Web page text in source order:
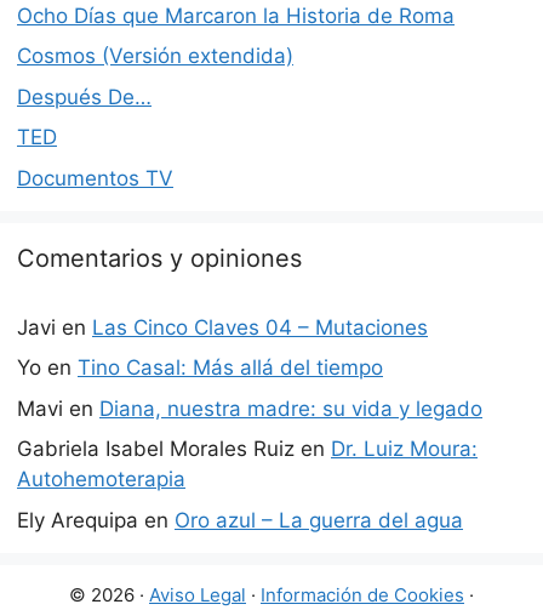
Ocho Días que Marcaron la Historia de Roma
Cosmos (Versión extendida)
Después De…
TED
Documentos TV
Comentarios y opiniones
Javi en Las Cinco Claves 04 – Mutaciones
Yo en Tino Casal: Más allá del tiempo
Mavi en Diana, nuestra madre: su vida y legado
Gabriela Isabel Morales Ruiz en Dr. Luiz Moura:
Autohemoterapia
Ely Arequipa en Oro azul – La guerra del agua
© 2026 · Aviso Legal · Información de Cookies ·